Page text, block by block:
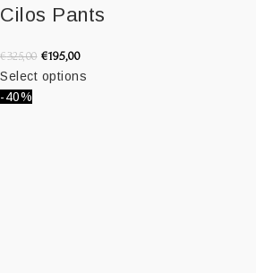
Cilos Pants
€325,00 €195,00
Select options
-40%